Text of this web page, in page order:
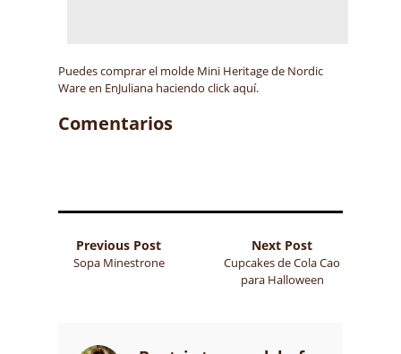
Puedes comprar el molde Mini Heritage de Nordic
Ware en EnJuliana haciendo click aquí.
Comentarios
Previous Post
Sopa Minestrone
Next Post
Cupcakes de Cola Cao
para Halloween